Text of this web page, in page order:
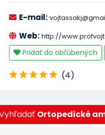
E-mail:
Web: http://
Pridať do obľúbených
(4)
Ortopedické